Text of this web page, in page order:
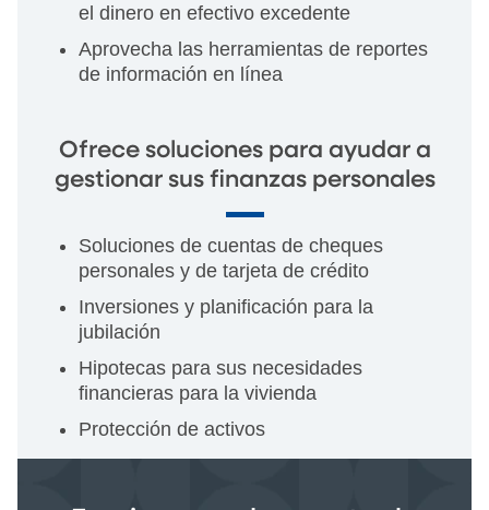
el dinero en efectivo excedente
Aprovecha las herramientas de reportes
de información en línea
Ofrece soluciones para ayudar a
gestionar sus finanzas personales
Soluciones de cuentas de cheques
personales y de tarjeta de crédito
Inversiones y planificación para la
jubilación
Hipotecas para sus necesidades
financieras para la vivienda
Protección de activos